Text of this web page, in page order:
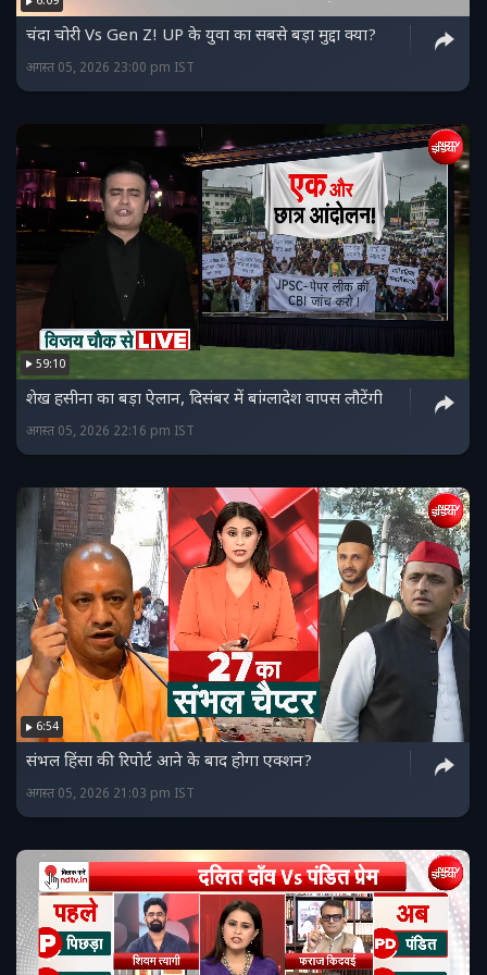
चंदा चोरी Vs Gen Z! UP के युवा का सबसे बड़ा मुद्दा क्या?
अगस्त 05, 2026 23:00 pm IST
59:10
शेख हसीना का बड़ा ऐलान, दिसंबर में बांग्लादेश वापस लौटेंगी
अगस्त 05, 2026 22:16 pm IST
6:54
संभल हिंसा की रिपोर्ट आने के बाद होगा एक्शन?
अगस्त 05, 2026 21:03 pm IST